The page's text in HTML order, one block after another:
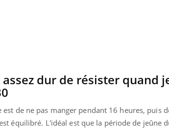
dur de résister quand
est de ne pas manger pendant 16 heures, puis
équilibré. L'idéal est que la période de jeûne